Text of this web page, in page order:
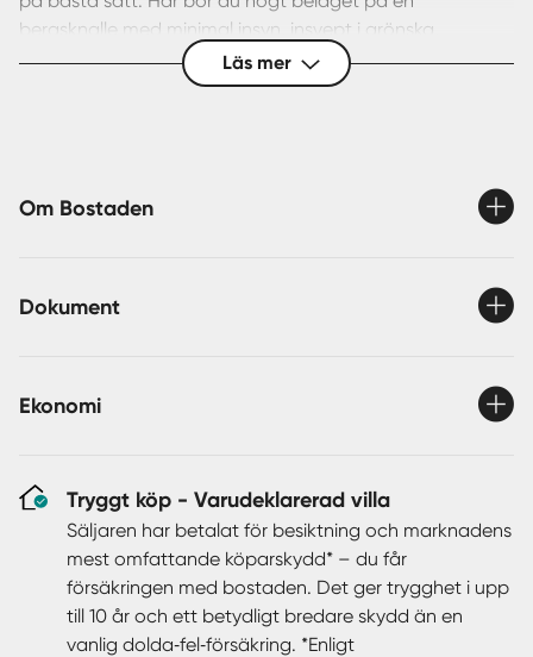
bergsknalle med minimal insyn, insvept i grönska,
fågelsång och doften av blommande buskar och
samtidigt som du får ett hem där varje årstid bjuder på
sin egen magi. Sommartid njuter du av solens strålar från
vardagsrummet en naturlig samlingspunkt medan snön
Huset är ett 1 ½-planshus med källare, med en boyta om
96 kvm och ytterligare 54 kvm biarea – gott om plats för
området gör det till en trygg och rofylld plats för både
stora och små.
En unik möjlighet att förvärva ett hus med karaktär,
integritet och en tomt som är något alldeles extra.
Läs mer
Om Bostaden
Dokument
Ekonomi
Tryggt köp - Varudeklarerad villa
Säljaren har betalat för besiktning och marknadens
mest omfattande köparskydd* – du får
försäkringen med bostaden. Det ger trygghet i upp
till 10 år och ett betydligt bredare skydd än en
vanlig dolda‑fel‑försäkring. *Enligt